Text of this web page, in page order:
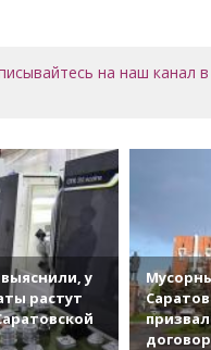
на наш канал
у
растут